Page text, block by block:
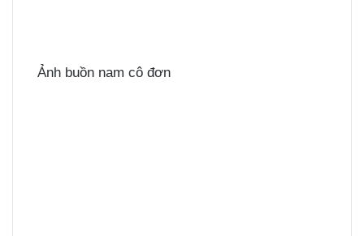
Ảnh buồn nam cô đơn